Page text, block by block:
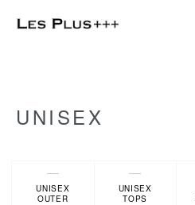
UNISEX
Sub Category
UNISEX
OUTER
UNISEX
TOPS